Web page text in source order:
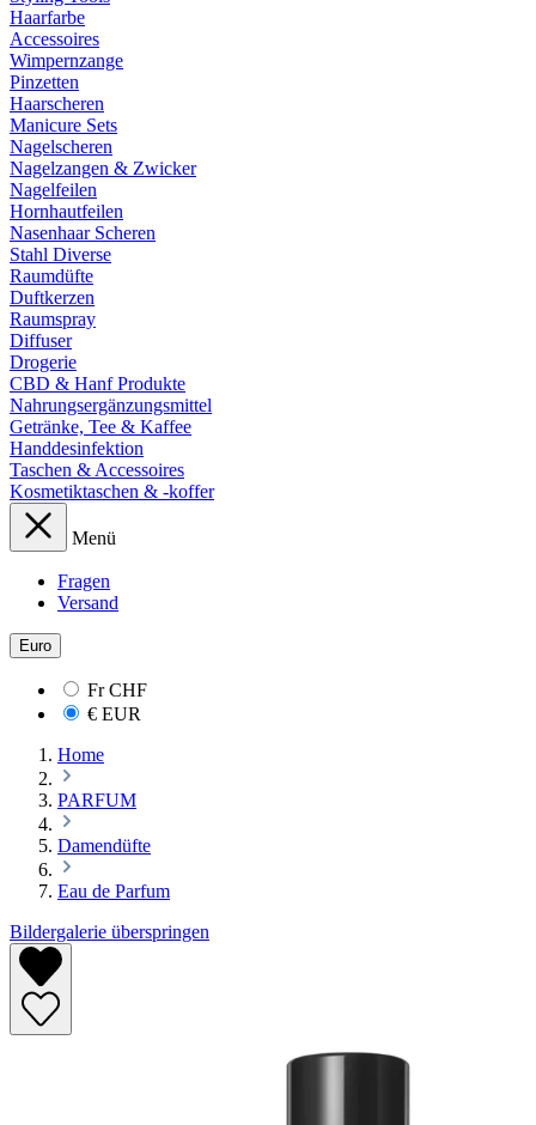
Haarfarbe
Accessoires
Wimpernzange
Pinzetten
Haarscheren
Manicure Sets
Nagelscheren
Nagelzangen & Zwicker
Nagelfeilen
Hornhautfeilen
Nasenhaar Scheren
Stahl Diverse
Raumdüfte
Duftkerzen
Raumspray
Diffuser
Drogerie
CBD & Hanf Produkte
Nahrungsergänzungsmittel
Getränke, Tee & Kaffee
Handdesinfektion
Taschen & Accessoires
Kosmetiktaschen & -koffer
Menü
Fragen
Versand
Euro
FrCHF
€ EUR
Home
PARFUM
Damendüfte
Eau de Parfum
Bildergalerie überspringen